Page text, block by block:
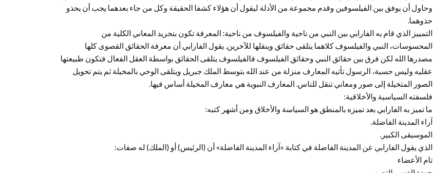
وحاول أن يوفق بين الفيلسوفين وقدم مجموعة من الأدلة ليقول أن هؤلاء كشفا الحقيقة وكل من جاء بعدهما يجب أن يحذو
حذوهما.
التمييز الذي قام به الفارابي بين النبي من ناحية والفيلسوف من ناحية: المعرفة تكون بتجريد المعاني الكلية من
المحسوسات، النبي والفيلسوف كلاهما يتلقى حقائق وينقلها للآخرين. يقول الفارابي أن معرفة الحقائق القصوى كلها
مصدرها الله لكن فرق بين حقائق النبي وحقائق الفيلسوف فالفيلسوف يتلقى الحقائق بواسطة العقل الفعال فتكون طبيعتها
عقليه وليس حسية، الرسول تأتيه المعارف منزلة من عند الله بتوسط الملك جبريل ويتلقى الوحي بالمخيلة ثم يتم تحويل
الصور المتخيلة إلى صور ومعاني تنقل للناس. المعارف النبوية هي معارف المخيلة أساس فيها.
فلسفته السياسية والأخلاقية:
ما تميز به الفارابي بعد تميزه بالمنطق هو السياسة والأخلاق ومن أشهر كتبه:
آراء المدينة الفاضلة.
الموسيقى الكبير.
الذي يقول الفارابي عن المدينة الفاضلة في كتابة «آراء المدينة الفاضلة» أن (الرئيس) أو (الملك) له صفات:
تام الأعضاء